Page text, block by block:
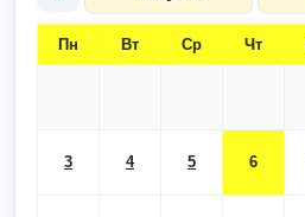
Пн Вт Ср Чт
3 4 5 6